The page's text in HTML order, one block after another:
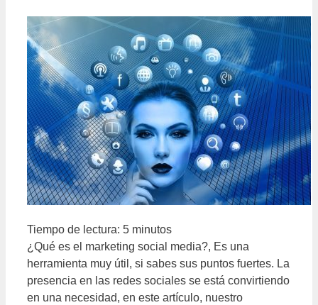
Tiempo de lectura: 5 minutos
¿Qué es el marketing social media?, Es una
herramienta muy útil, si sabes sus puntos fuertes. La
presencia en las redes sociales se está convirtiendo
en una necesidad, en este artículo, nuestro